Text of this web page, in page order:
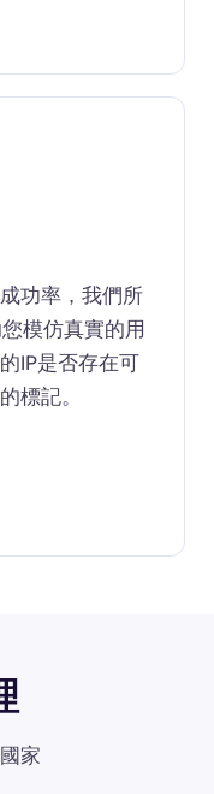
功率，我們所
模仿真實的用
IP是否存在可
標記。
家